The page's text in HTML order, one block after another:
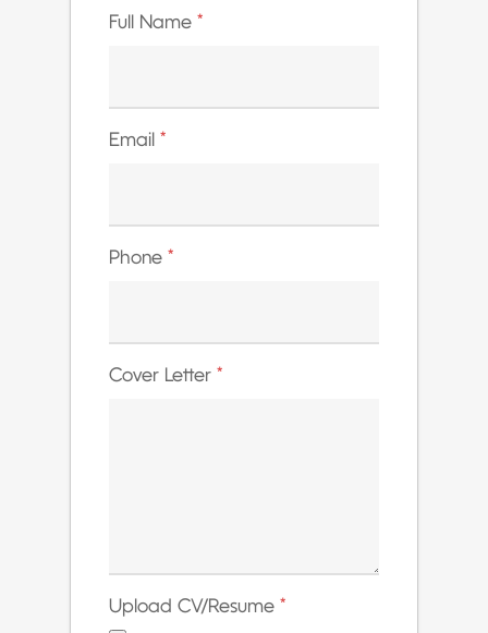
Full Name *
Email *
Phone *
Cover Letter *
Upload CV/Resume *